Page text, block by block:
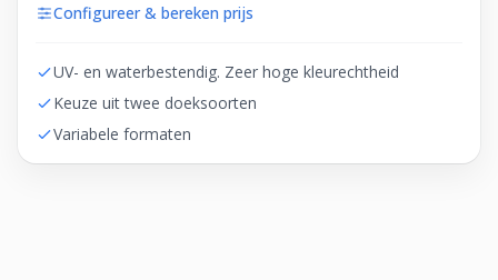
Configureer & bereken prijs
UV- en waterbestendig. Zeer hoge kleurechtheid
Keuze uit twee doeksoorten
Variabele formaten